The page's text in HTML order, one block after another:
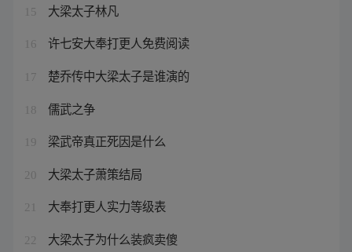
15 大梁太子林凡
16 许七安大奉打更人免费阅读
17 楚乔传中大梁太子是谁演的
18 儒武之争
19 梁武帝真正死因是什么
20 大梁太子萧策结局
21 大奉打更人实力等级表
22 大梁太子为什么装疯卖傻